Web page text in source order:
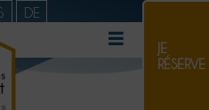
DE
JE
RÉSERVE